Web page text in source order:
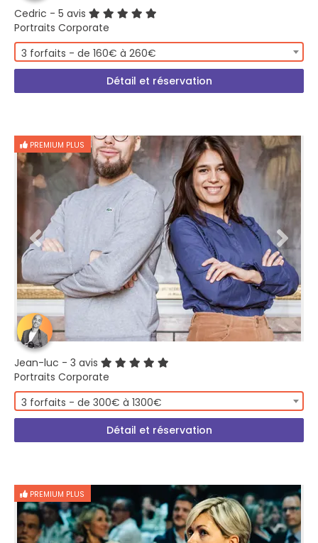
Cedric - 5 avis
Portraits Corporate
3 forfaits - de 160€ à 260€
Détail et réservation
PREMIUM PLUS
Jean-luc - 3 avis
Portraits Corporate
3 forfaits - de 300€ à 1300€
Détail et réservation
PREMIUM PLUS